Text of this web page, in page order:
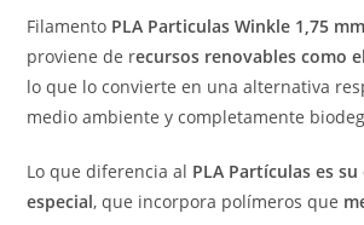
Filamento PLA Particulas Winkle 1,75 mm
proviene de recursos renovables como
lo que lo convierte en una alternativa
medio ambiente y completamente
Lo que diferencia al PLA Partículas es
especial, que incorpora polímeros que